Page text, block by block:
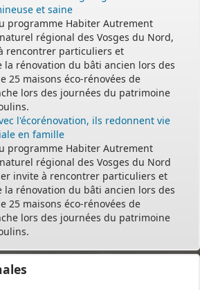
et saine
programme Habiter Autrement
régional des Vosges du Nord,
rencontrer particuliers et
la rénovation du bâti ancien lors des
25 maisons éco-rénovées de
lors des journées du patrimoine
l'écorénovation, ils redonnent vie
en famille
programme Habiter Autrement
régional des Vosges du Nord
invite à rencontrer particuliers et
la rénovation du bâti ancien lors des
25 maisons éco-rénovées de
lors des journées du patrimoine